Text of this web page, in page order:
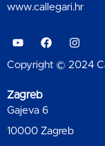
www.callegari.hr
Copyright © 2024
Zagreb
Gajeva 6
10000 Zagreb